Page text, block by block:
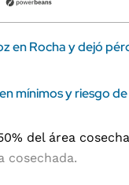
en Rocha y dejó
mínimos y riesgo
cosechada.